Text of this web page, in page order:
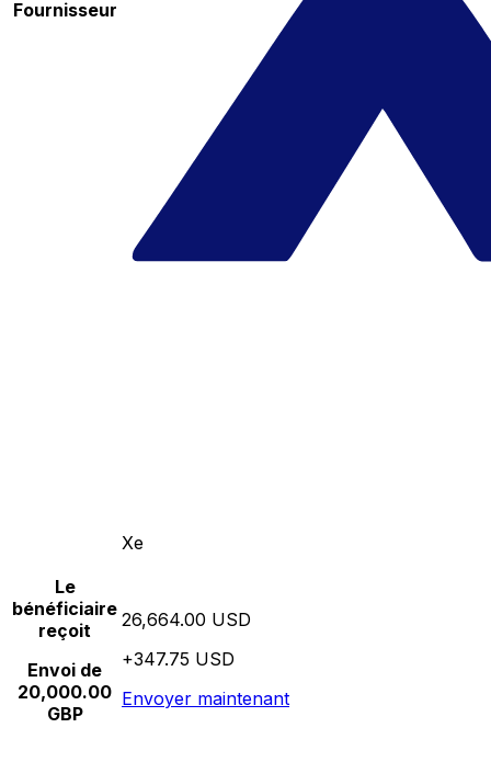
Fournisseur
Xe
Le
bénéficiaire
reçoit
Envoi de
20,000.00
GBP
26,664.00 USD
+347.75 USD
Envoyer maintenant